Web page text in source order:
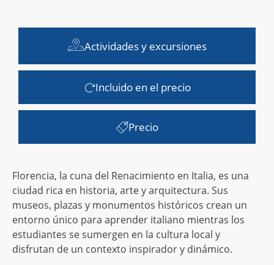
Actividades y excursiones
Incluido en el precio
Precio
Florencia, la cuna del Renacimiento en Italia, es una
ciudad rica en historia, arte y arquitectura. Sus
museos, plazas y monumentos históricos crean un
entorno único para aprender italiano mientras los
estudiantes se sumergen en la cultura local y
disfrutan de un contexto inspirador y dinámico.